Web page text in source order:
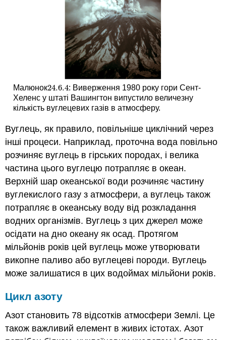
Малюнок24.6.4
24.6.4: Виверження 1980 року гори Сент-
Хеленс у штаті Вашингтон випустило величезну
кількість вуглецевих газів в атмосферу.
Вуглець, як правило, повільніше циклічний через
інші процеси. Наприклад, проточна вода повільно
розчиняє вуглець в гірських породах, і велика
частина цього вуглецю потрапляє в океан.
Верхній шар океанської води розчиняє частину
вуглекислого газу з атмосфери, а вуглець також
потрапляє в океанську воду від розкладання
водних організмів. Вуглець з цих джерел може
осідати на дно океану як осад. Протягом
мільйонів років цей вуглець може утворювати
викопне паливо або вуглецеві породи. Вуглець
може залишатися в цих водоймах мільйони років.
Цикл азоту
Азот становить 78 відсотків атмосфери Землі. Це
також важливий елемент в живих істотах. Азот